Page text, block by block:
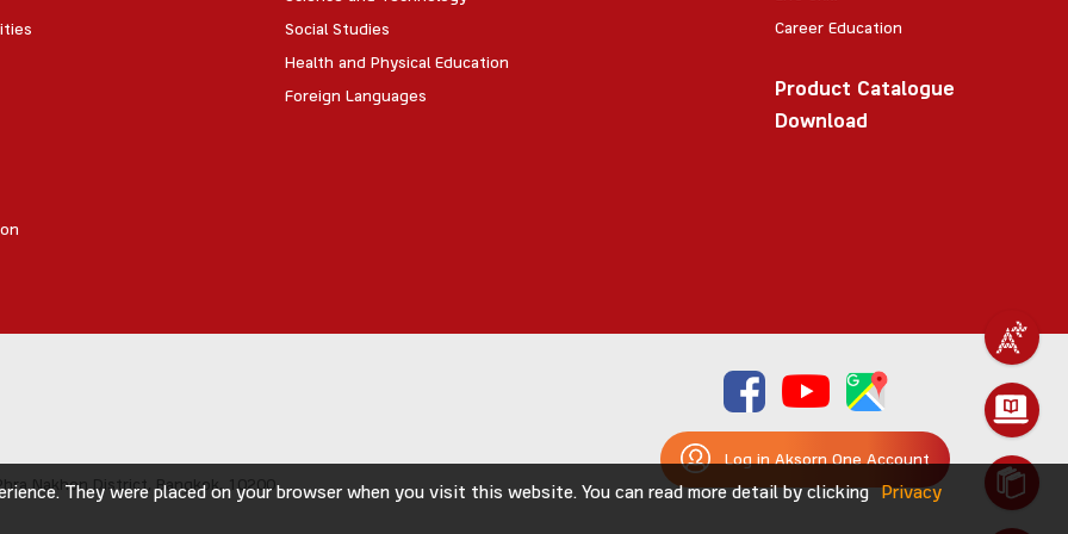
Social Studies
Health and Physical Education
Foreign Languages
Career Education
Product Catalogue
Download
Nakhon District, Bangkok, 10200
Log in Aksorn One Account
They were placed on your browser when you visit this website. You can read more detail by clicking
Privacy